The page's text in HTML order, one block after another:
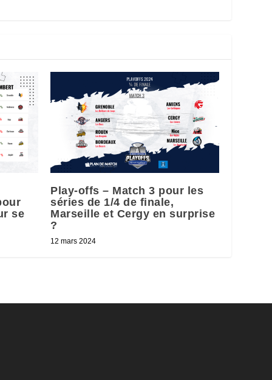
se
Play-offs – Match 3 pour les
séries de 1/4 de finale,
Marseille et Cergy en surprise
?
12 mars 2024